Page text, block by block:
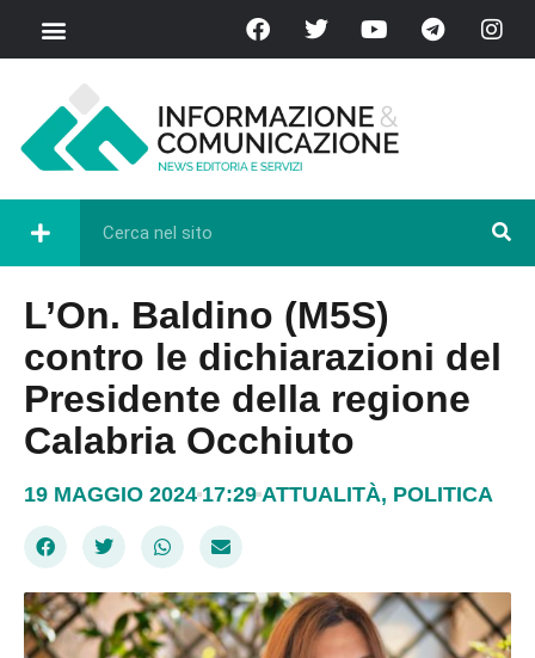
L’On. Baldino (M5S)
contro le dichiarazioni del
Presidente della regione
Calabria Occhiuto
19 MAGGIO 2024 17:29 ATTUALITÀ, POLITICA